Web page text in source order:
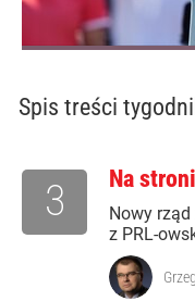
Spis treści
Na
Nowy
z PRL-
3